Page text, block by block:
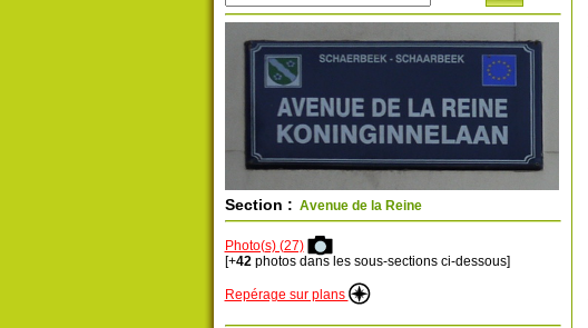
Section : Avenue de la Reine
Photo(s) (27)
[+42 photos dans les sous-sections ci-dessous]
Repérage sur plans